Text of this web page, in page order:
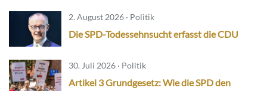
2. August 2026 · Politik
Die SPD-Todessehnsucht erfasst die CDU
30. Juli 2026 · Politik
Artikel 3 Grundgesetz: Wie die SPD den